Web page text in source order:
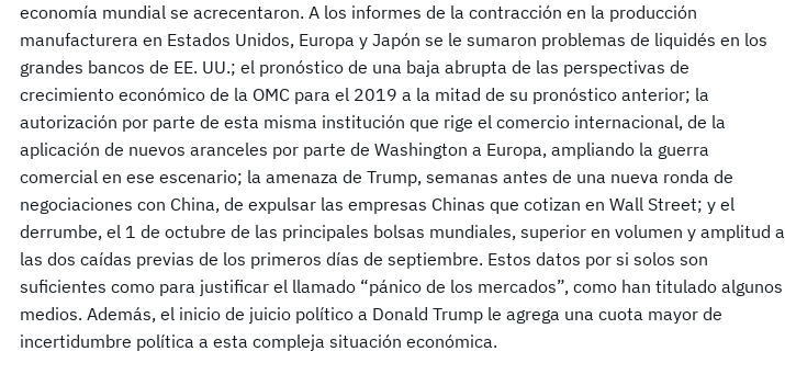
economía mundial se acrecentaron. A los informes de la contracción en la producción
manufacturera en Estados Unidos, Europa y Japón se le sumaron problemas de liquidés en los
grandes bancos de EE. UU.; el pronóstico de una baja abrupta de las perspectivas de
crecimiento económico de la OMC para el 2019 a la mitad de su pronóstico anterior; la
autorización por parte de esta misma institución que rige el comercio internacional, de la
aplicación de nuevos aranceles por parte de Washington a Europa, ampliando la guerra
comercial en ese escenario; la amenaza de Trump, semanas antes de una nueva ronda de
negociaciones con China, de expulsar las empresas Chinas que cotizan en Wall Street; y el
derrumbe, el 1 de octubre de las principales bolsas mundiales, superior en volumen y amplitud a
las dos caídas previas de los primeros días de septiembre. Estos datos por si solos son
suficientes como para justificar el llamado “pánico de los mercados”, como han titulado algunos
medios. Además, el inicio de juicio político a Donald Trump le agrega una cuota mayor de
incertidumbre política a esta compleja situación económica.